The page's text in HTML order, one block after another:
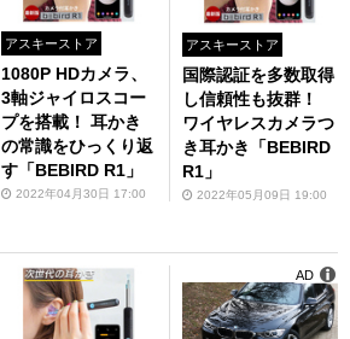
アスキーストア
1080P HDカメラ、
3軸ジャイロスコー
プを搭載！ 耳かき
の常識をひっくり返
す「BEBIRD R1」
2022年04月30日 17:00
アスキーストア
国際認証を多数取得
し信頼性も抜群！
ワイヤレスカメラつ
き耳かき「BEBIRD
R1」
2022年05月09日 19:00
AD